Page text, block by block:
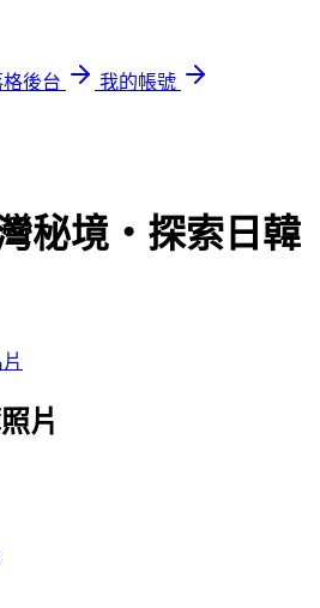
後台
我的帳號
秘境・探索日韓
片